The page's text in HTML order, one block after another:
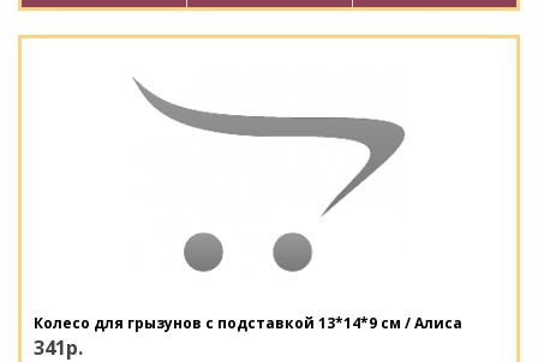
Колесо для грызунов с подставкой 13*14*9 см / Алиса
341р.